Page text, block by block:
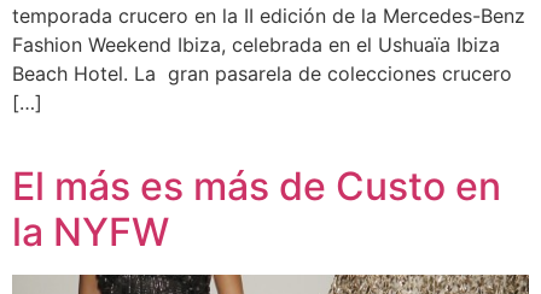
temporada crucero en la II edición de la Mercedes-Benz
Fashion Weekend Ibiza, celebrada en el Ushuaïa Ibiza
Beach Hotel. La gran pasarela de colecciones crucero
[…]
El más es más de Custo en
la NYFW